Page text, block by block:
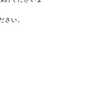
さい。